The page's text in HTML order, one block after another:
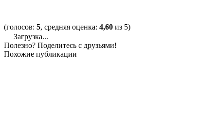
(голосов: 5, средняя оценка: 4,60 из 5)
Загрузка...
Полезно? Поделитесь с друзьями!
Похожие публикации